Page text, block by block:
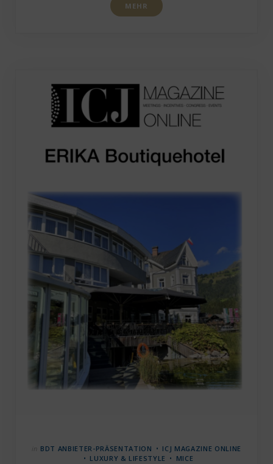
MEHR
BDT ANBIETER-PRÄSENTATION
ICJ MAGAZINE ONLINE
LUXURY & LIFESTYLE
MICE